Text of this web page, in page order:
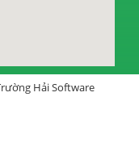
Hải Software